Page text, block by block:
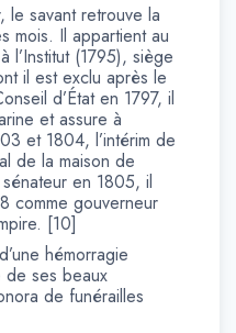
le savant retrouve la
mois. Il appartient au
l’Institut (1795), siège
il est exclu après le
d’État en 1797, il
et assure à
et 1804, l’intérim de
de la maison de
en 1805, il
comme gouverneur
[10]
hémorragie
de ses beaux
de funérailles